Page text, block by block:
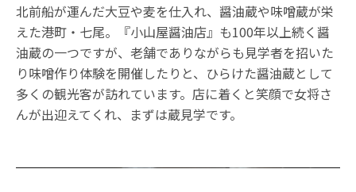
北前船が運んだ大豆や麦を仕入れ、醤油蔵や味噌蔵が栄
えた港町・七尾。『小山屋醤油店』も100年以上続く醤
油蔵の一つですが、老舗でありながらも見学者を招いた
り味噌作り体験を開催したりと、ひらけた醤油蔵として
多くの観光客が訪れています。店に着くと笑顔で女将さ
んが出迎えてくれ、まずは蔵見学です。